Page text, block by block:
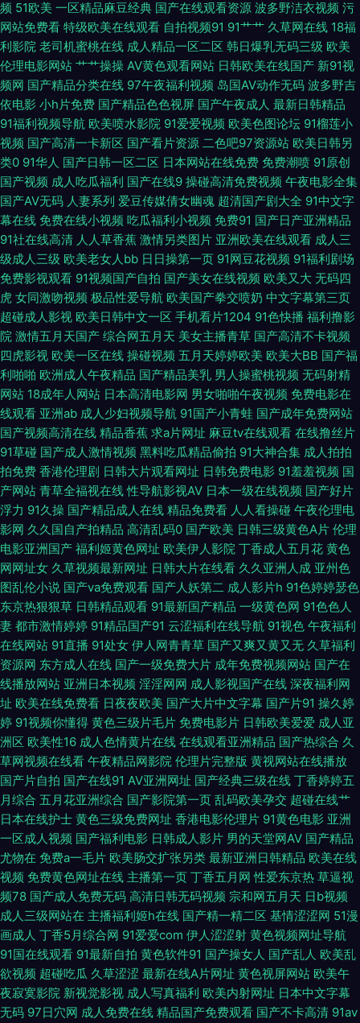
一 先锋影音av成人网站 91午夜福利影院福利 人妻一卡二卡三卡 91视频精品
99 精品亚洲日韩在线专区 亚州人人色 丁香社91视频 日韩精品1 91蜜臀中文
字幕 国产一区二 先锋影视资源Va 超碰老司机91 三级网址国产 91中文视频在
线 老司机午夜开放 91视频97 久久一区 91超碰大香蕉在线 东方av免费观看
看 五月婷中文字幕网 av日韩高清在线 人人射AV 91国内在线视频 国内超碰
精品 亚洲色福利天堂 AV91AV欧美 男人天堂ab 91se国产视频 狼伊人久久 91
福利社免费试看 国产TS人妖在线视频 亚洲国产三级片之网站 99久草 日本深
夜激情网址 91久久足交 精品国产九九 亚洲色图国产精品 精东自拍 51手机自
拍视频 豆花网在线观看完整 91最新在线观看视频在线 人人摸人人色 91蜜臀
久久爱AV 51自拍网 豆花社区在线 自啪91 国产视频欧美一区 污福利导航 91
在线免费观看大全 欧美亚洲精品性爱 91狼人社精品视频 国产自91 亚洲人人
插 国产日批 亚洲综合激情色网 TS国产视频在线看 欧美性爱复古wwww 91
论坛在线观看 精品不卡网 91国产熟女熟女 国产九区第八页 五月开心激情网
福利社92 午夜免费福利视频 超碰91在线人人干 日本超碰东京热 91网站在线
观看视频 人人肏肏 91啦九色POnY熟妇 激情婷婷激情 91色色 青草大香蕉 91
尤物白虎 欧洲三级大片免费看 91视频日本 久久国产乱第一页 51福利社污 东
方AV正在进入 婷婷在线观看一区二区 黑马性交影院 玖玖av 91老司机视频
69老湿机午夜福利区 国产黄a三级大片 五月天色天堂 97资源站在线 欧美性
爱nav 91网页版免费看 首页av福利 超碰91在线 日韩一本道旡码AⅤ avtt导航
日韩先锋影音AV 91性生活视频 欧美成人日韩精品 91九色海角社区 影音先锋
18AV资源 国国国国产在线精品 91传媒免费观看网址 九一色站 91n视频在线
资源 国产精品九九久久 先锋Av特物资源网 wwwsss黄色电影 伪娘网站 丁香
五月天网址 污污网址导航观看 草莓丝瓜视频网站 色色五月天激情综合网 97
热视频 日本黄色高清视频网站 黄色网入口站未满18 91看恋足 久草网精品在
线 91TV成人片 国产嫩操99 91com在现免费网站 国产热婷婷 1024伦理影院
频 51欧美 一区精品麻豆经典 国产在线观看资源 波多野洁衣视频 污
网站免费看 特级欧美在线观看 自拍视频91 91艹艹 久草网在线 18福
利影院 老司机蜜桃在线 成人精品一区二区 韩日爆乳无码三级 欧美
伦理电影网站 艹艹操操 AV黄色观看网站 日韩欧美在线国产 新91视
频网 国产精品分类在线 97午夜福利视频 岛国AV动作无码 波多野吉
依电影 小h片免费 国产精品色色视屏 国产午夜成人 最新日韩精品
91福利视频导航 欧美喷水影院 91爱爱视频 欧美色图论坛 91榴莲小
视频 国产高清一卡新区 国产看片资源 二色吧97资源站 欧美日韩另
类0 91华人 国产日韩一区二区 日本网站在线免费 免费潮喷 91原创
国产视频 成人吃瓜福利 国产在线9 操碰高清免费视频 午夜电影全集
国产AV无码 人妻系列 爱豆传媒倩女幽魂 超清国产剧大全 91中文字
幕在线 免费在线小视频 吃瓜福利小视频 免费91 国产日产亚洲精品
91社在线高清 人人草香蕉 激情另类图片 亚洲欧美在线观看 成人三
级成人三级 欧美老女人bb 日日操第一页 91网豆花视频 91福利剧场
免费影视观看 91视频国产自拍 国产美女在线视频 欧美又大 无码四
虎 女同激吻视频 极品性爱导航 欧美国产拳交喷奶 中文字幕第三页
超碰成人影视 欧美日韩中文一区 手机看片1204 91色快播 福利撸影
院 激情五月天国产 综合网五月天 美女主播青草 国产高清不卡视频
四虎影视 欧美一区在线 操碰视频 五月天婷婷欧美 欧美大BB 国产福
利啪啪 欧洲成人午夜精品 国产精品美乳 男人操蜜桃视频 无码射精
网站 18成年人网站 日本高清电影网 男女啪啪午夜视频 免费电影在
线观看 亚洲ab 成人少妇视频导航 91国产小青蛙 国产成年免费网站
国产视频高清在线 精品香蕉 求a片网址 麻豆tv在线观看 在线撸丝片
91草碰 国产成人激情视频 黑料吃瓜精品偷拍 91大神合集 成人拍拍
拍免费 香港伦理剧 日韩大片观看网址 日韩免费电影 91羞羞视频 国
产网站 青草全福视在线 性导航影视AV 日本一级在线视频 国产好片
浮力 91久操 国产精品成人在线 精品免费看 人人看操碰 午夜伦理电
影网 久久国自产拍精品 高清乱码0 国产欧美 日韩三级黄色A片 伦理
电影亚洲国产 福利姬黄色网址 欧美伊人影院 丁香成人五月花 黄色
网网址女 久草视频最新网址 日韩大片在线看 久久亚洲人成 亚州色
图乱伦小说 国产va免费观看 国产人妖第二 成人影片h 91色婷婷瑟色
东京热狠狠草 日韩精品观看 91最新国产精品 一级黄色网 91色色人
妻 都市激情婷婷 91精品国产91 云涩福利在线导航 91视色 午夜福利
在线网站 91直播 91处女 伊人网青青草 国产又爽又黄又无 久草福利
资源网 东方成人在线 国产一级免费大片 成年免费视频网站 国产在
线播放网站 亚洲日本视频 淫淫网网 成人影视国产在线 深夜福利网
址 欧美在线免费看 日夜夜欧美 国产大片中文字幕 国产片91 操久婷
婷 91视频你懂得 黄色三级片毛片 免费电影片 日韩欧美爱爱 成人亚
洲区 欧美性16 成人色情黄片在线 在线观看亚洲精品 国产热综合 久
草网视频在线看 午夜精品网影院 伦理片完整版 黄视网站在线播放
国产片自拍 国产在线91 AV亚洲网址 国产经典三级在线 丁香婷婷五
月综合 五月花亚洲综合 国产影院第一页 乱码欧美孕交 超碰在线艹
日本在线护士 黄色三级免费网址 香港电影伦理片 91黄色电影 亚洲
一区成人视频 国产福利电影 日韩成人影片 男的天堂网AV 国产精品
尤物在 免费a一毛片 欧美肠交扩张另类 最新亚洲日韩精品 欧美在线
视频 免费黄色网址在线 主播第一页 丁香五月网 性爱东京热 草逼视
频78 国产成人免费无码 高清日韩无码视频 宗和网五月天 日b视频
成人三级网站在 主播福利姬h在线 国产精一精二区 基情涩涩网 51漫
画成人 丁香5月综合网 91爱爱com 伊人涩涩射 黄色视频网址导航
91国在线观看 91最新自拍 黄色软件91 国产操女人 国产乱人 欧美乱
欲视频 超碰吃瓜 久草涩涩 最新在线A片网址 黄色视屏网站 欧美午
夜寂寞影院 新视觉影视 成人写真福利 欧美内射网址 日本中文字幕
无码 97日穴网 成人免费在线 精品国产免费观看 国产不卡高清 91av